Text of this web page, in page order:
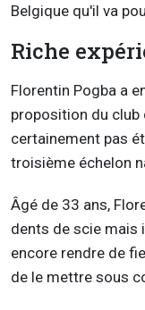
Belgique qu'il va
Riche
Florentin Pogba a
proposition du club
certainement pas
troisième échelon
Âgé de 33 ans,
dents de scie mais
encore rendre de
de le mettre sous